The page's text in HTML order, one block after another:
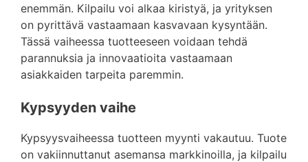
enemmän. Kilpailu voi alkaa kiristyä, ja yrityksen
on pyrittävä vastaamaan kasvavaan kysyntään.
Tässä vaiheessa tuotteeseen voidaan tehdä
parannuksia ja innovaatioita vastaamaan
asiakkaiden tarpeita paremmin.
Kypsyyden vaihe
Kypsyysvaiheessa tuotteen myynti vakautuu. Tuote
on vakiinnuttanut asemansa markkinoilla, ja kilpailu